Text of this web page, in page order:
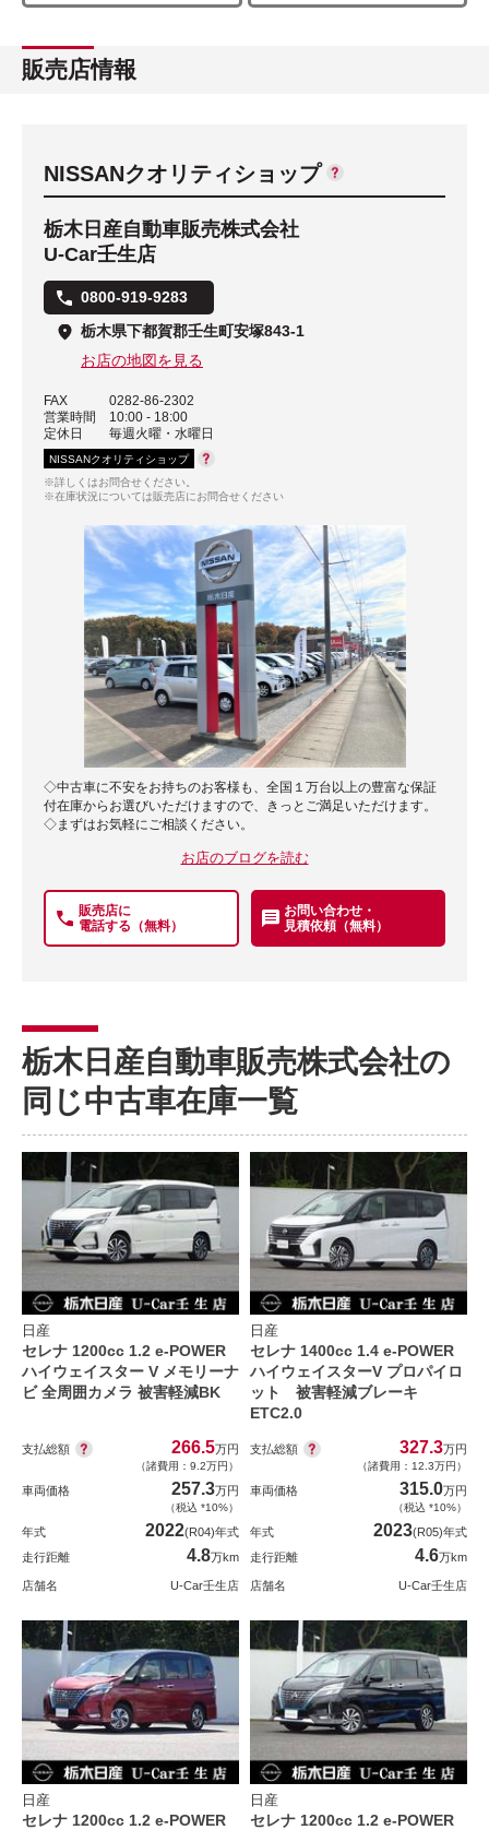
販売店情報
NISSANクオリティショップ
栃木日産自動車販売株式会社
U-Car壬生店
0800-919-9283
栃木県下都賀郡壬生町安塚843-1
お店の地図を見る
FAX
0282-86-2302
営業時間
10:00 - 18:00
定休日
毎週火曜・水曜日
NISSANクオリティショップ
※詳しくはお問合せください。
※在庫状況については販売店にお問合せください
◇中古車に不安をお持ちのお客様も、全国１万台以上の豊富な保証
付在庫からお選びいただけますので、きっとご満足いただけます。
◇まずはお気軽にご相談ください。
お店のブログを読む
販売店に
電話する（無料）
お問い合わせ・
見積依頼（無料）
栃木日産自動車販売株式会社の
同じ中古車在庫一覧
日産
セレナ 1200cc 1.2 e-POWER
ハイウェイスター V メモリーナ
ビ 全周囲カメラ 被害軽減BK
支払総額 266.5万円
（諸費用：9.2万円）
車両価格 257.3万円
（税込 *10%）
年式 2022(R04)年式
走行距離
4.8万km
店舗名 U-Car壬生店
日産
セレナ 1400cc 1.4 e-POWER
ハイウェイスターV プロパイロ
ット 被害軽減ブレーキ
ETC2.0
支払総額 327.3万円
（諸費用：12.3万円）
車両価格 315.0万円
（税込 *10%）
年式 2023(R05)年式
走行距離
4.6万km
店舗名 U-Car壬生店
日産
セレナ 1200cc 1.2 e-POWER
日産
セレナ 1200cc 1.2 e-POWER